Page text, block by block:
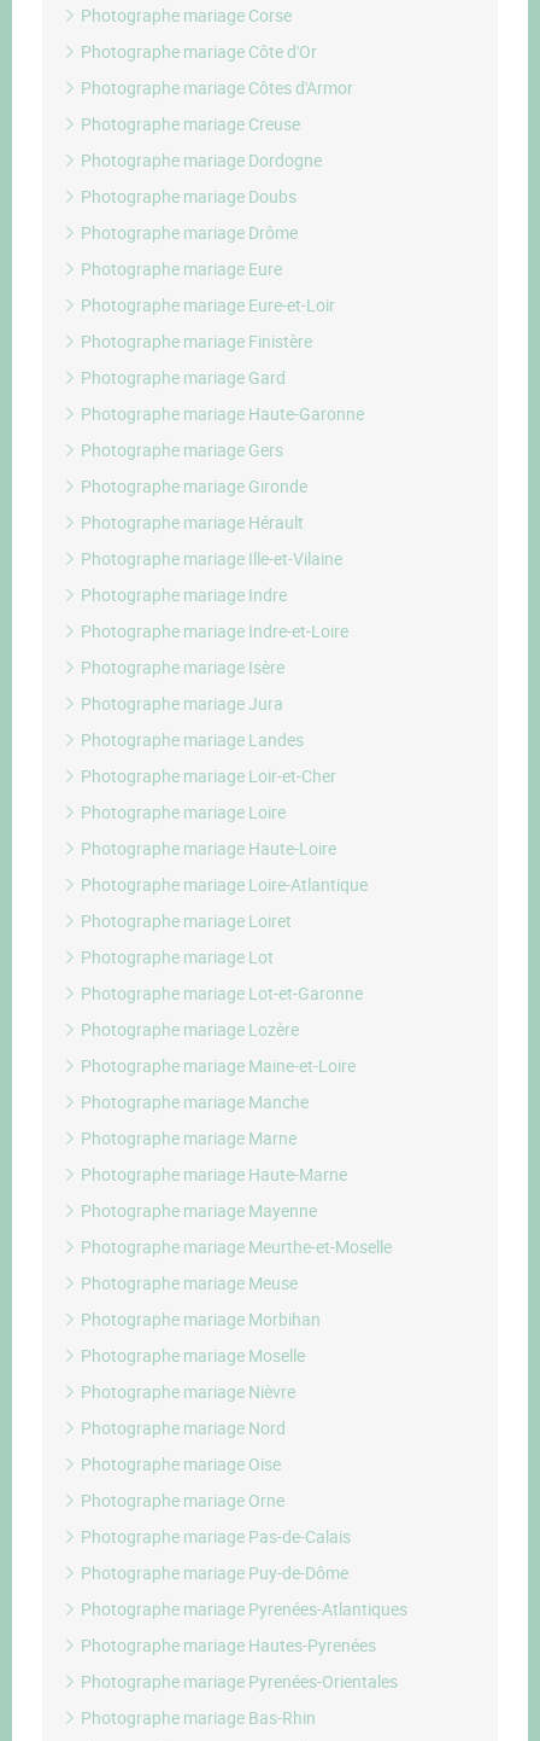
Photographe mariage Corse
Photographe mariage Côte d'Or
Photographe mariage Côtes d'Armor
Photographe mariage Creuse
Photographe mariage Dordogne
Photographe mariage Doubs
Photographe mariage Drôme
Photographe mariage Eure
Photographe mariage Eure-et-Loir
Photographe mariage Finistère
Photographe mariage Gard
Photographe mariage Haute-Garonne
Photographe mariage Gers
Photographe mariage Gironde
Photographe mariage Hérault
Photographe mariage Ille-et-Vilaine
Photographe mariage Indre
Photographe mariage Indre-et-Loire
Photographe mariage Isère
Photographe mariage Jura
Photographe mariage Landes
Photographe mariage Loir-et-Cher
Photographe mariage Loire
Photographe mariage Haute-Loire
Photographe mariage Loire-Atlantique
Photographe mariage Loiret
Photographe mariage Lot
Photographe mariage Lot-et-Garonne
Photographe mariage Lozère
Photographe mariage Maine-et-Loire
Photographe mariage Manche
Photographe mariage Marne
Photographe mariage Haute-Marne
Photographe mariage Mayenne
Photographe mariage Meurthe-et-Moselle
Photographe mariage Meuse
Photographe mariage Morbihan
Photographe mariage Moselle
Photographe mariage Nièvre
Photographe mariage Nord
Photographe mariage Oise
Photographe mariage Orne
Photographe mariage Pas-de-Calais
Photographe mariage Puy-de-Dôme
Photographe mariage Pyrenées-Atlantiques
Photographe mariage Hautes-Pyrenées
Photographe mariage Pyrenées-Orientales
Photographe mariage Bas-Rhin